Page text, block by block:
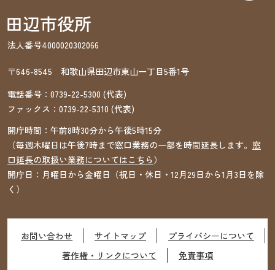
法人番号4000020302066
〒646-8545 和歌山県田辺市東山一丁目5番1号
電話番号： 0739-22-5300 (代表)
ファックス： 0739-22-5310 (代表)
開庁時間：午前8時30分から午後5時15分
（毎週木曜日は午後7時まで窓口業務の一部を時間延長します。 窓
口延長の取扱い業務についてはこちら）
開庁日：月曜日から金曜日（祝日・休日・12月29日から1月3日を除
く）
お問い合わせ サイトマップ
プライバシーについて
著作権・リンクについて
免責事項